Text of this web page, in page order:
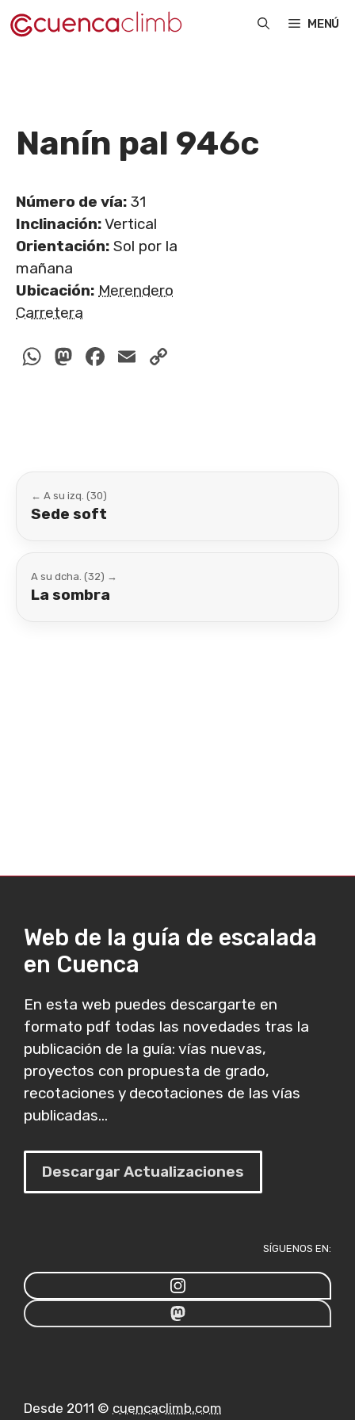
Saltar
al
MENÚ
Nanín pal 946c
Número de vía: 31
Inclinación:Vertical
Orientación: Sol por la
mañana
Ubicación: Merendero
Carretera
WhatsApp
Mastodon
Facebook
Email
← A su izq. (30)
Sede soft
A su dcha. (32) →
La sombra
Web de la guía de escalada
en Cuenca
En esta web puedes descargarte en
formato pdf todas las novedades tras la
publicación de la guía: vías nuevas,
proyectos con propuesta de grado,
recotaciones y decotaciones de las vías
publicadas...
Descargar Actualizaciones
SÍGUENOS EN:
Desde 2011 © cuencaclimb.com